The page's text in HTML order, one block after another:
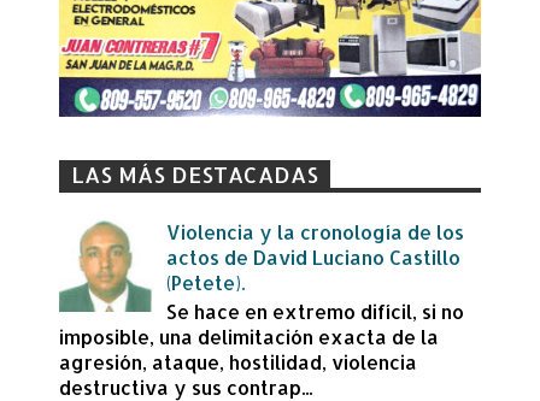
LAS MÁS DESTACADAS
Violencia y la cronología de los
actos de David Luciano Castillo
(Petete).
Se hace en extremo difícil, si no
imposible, una delimitación exacta de la
agresión, ataque, hostilidad, violencia
destructiva y sus contrap...